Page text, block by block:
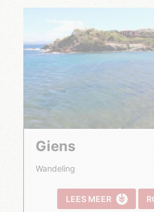
Giens
Wandeling
LEES MEER